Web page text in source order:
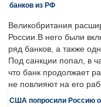
банков из РФ
Великобритания
России.В него были
ряд банков, а также
Под санкции попал, в
что банк продолжает
не повлияют на его
США попросили Россию